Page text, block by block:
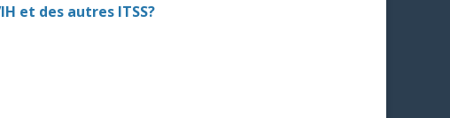
et des autres ITSS?